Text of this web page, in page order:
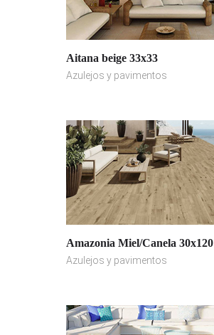
Aitana beige 33x33
Azulejos y pavimentos
Amazonia Miel/Canela 30x120
Azulejos y pavimentos